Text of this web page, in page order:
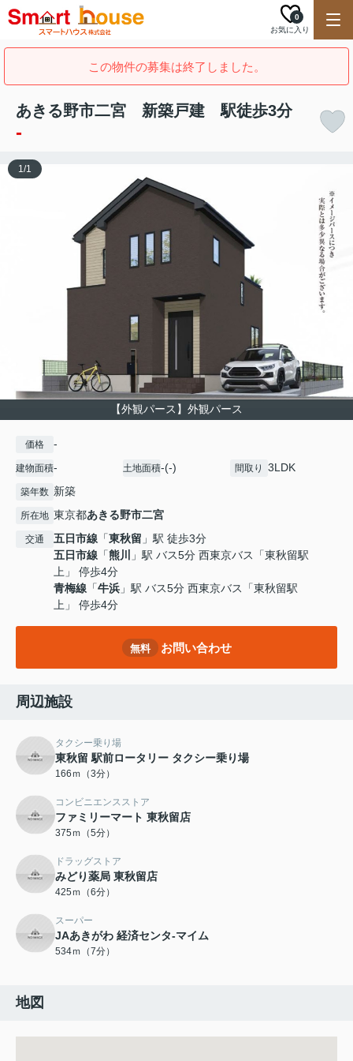
お気に入り
0
この物件の募集は終了しました。
あきる野市二宮 新築戸建 駅徒歩3分
-
【外観パース】外観パース
1/1
価格 -
建物面積- 土地面積-(-) 間取り 3LDK
築年数 新築
所在地 東京都あきる野市二宮
交通 五日市線 「東秋留 」駅 徒歩3分
五日市線 「熊川
」駅 バス5分 西東京バス「東秋留駅
上」 停歩4分
青梅線 「牛浜 」駅 バス5分 西東京バス「東秋留駅
上」 停歩4分
無料 お問い合わせ
周辺施設
タクシー乗り場
東秋留 駅前ロータリー タクシー乗り場
166ｍ（3分）
コンビニエンスストア
ファミリーマート 東秋留店
375ｍ（5分）
ドラッグストア
みどり薬局 東秋留店
425ｍ（6分）
スーパー
JAあきがわ 経済センタ-マイム
534ｍ（7分）
地図